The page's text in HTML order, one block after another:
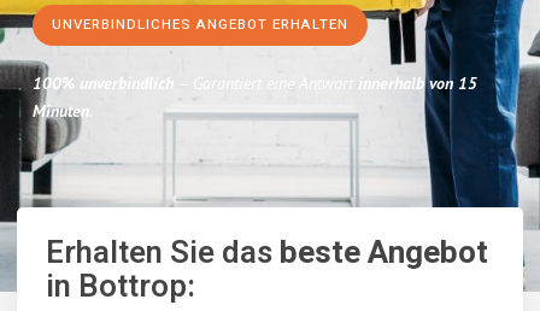
UNVERBINDLICHES ANGEBOT ERHALTEN
100% unverbindlich – Garantiert eine Antwort innerhalb von 15
Minuten.
Erhalten Sie dasbeste Angebot
in Bottrop: